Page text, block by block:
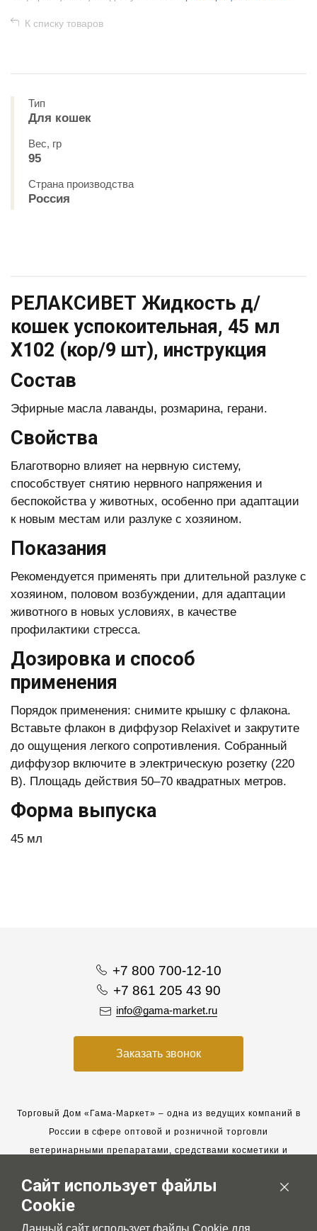
К списку товаров
Тип
Для кошек
Вес, гр
95
Страна производства
Россия
РЕЛАКСИВЕТ Жидкость д/
кошек успокоительная, 45 мл
Х102 (кор/9 шт), инструкция
Состав
Эфирные масла лаванды, розмарина, герани.
Свойства
Благотворно влияет на нервную систему,
способствует снятию нервного напряжения и
беспокойства у животных, особенно при адаптации
к новым местам или разлуке с хозяином.
Показания
Рекомендуется применять при длительной разлуке с
хозяином, половом возбуждении, для адаптации
животного в новых условиях, в качестве
профилактики стресса.
Дозировка и способ
применения
Порядок применения: снимите крышку с флакона.
Вставьте флакон в диффузор Relaxivet и закрутите
до ощущения легкого сопротивления. Собранный
диффузор включите в электрическую розетку (220
В). Площадь действия 50–70 квадратных метров.
Форма выпуска
45 мл
+7 800 700-12-10
+7 861 205 43 90
info@gama-market.ru
Заказать звонок
Торговый Дом «Гама-Маркет» – одна из ведущих компаний в
России в сфере оптовой и розничной торговли
ветеринарными препаратами, средствами косметики и
Мы работаем с 2005 года. Мы приглашаем к сотрудничеству
новых клиентов и всегда рассчитываем на взаимовыгодные,
долгосрочные партнерские отношения.
Сайт использует файлы
Cookie
Данный сайт использует файлы Cookie для